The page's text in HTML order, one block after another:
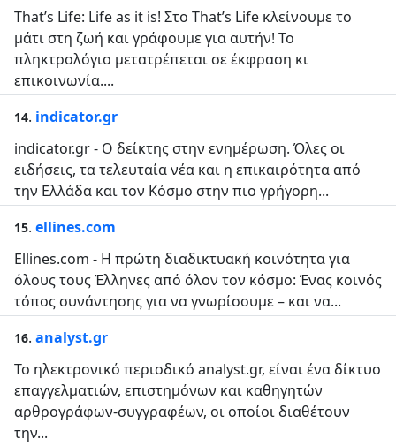
That’s Life: Life as it is! Στο That’s Life κλείνουμε το
μάτι στη ζωή και γράφουμε για αυτήν! Το
πληκτρολόγιο μετατρέπεται σε έκφραση κι
επικοινωνία....
14. indicator.gr
indicator.gr - Ο δείκτης στην ενημέρωση. Όλες οι
ειδήσεις, τα τελευταία νέα και η επικαιρότητα από
την Ελλάδα και τον Κόσμο στην πιο γρήγορη...
15. ellines.com
Ellines.com - H πρώτη διαδικτυακή κοινότητα για
όλους τους Έλληνες από όλον τον κόσμο: Ένας κοινός
τόπος συνάντησης για να γνωρίσουμε – και να...
16. analyst.gr
Το ηλεκτρονικό περιοδικό analyst.gr, είναι ένα δίκτυο
επαγγελματιών, επιστημόνων και καθηγητών
αρθρογράφων-συγγραφέων, οι οποίοι διαθέτουν
την...